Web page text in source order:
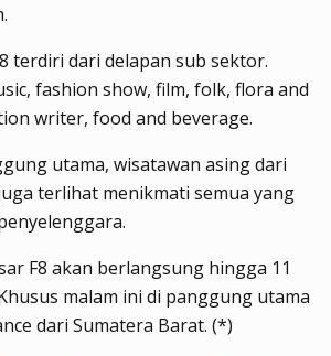
terdiri dari delapan sub sektor.
fashion show, film, folk, flora and
writer, food and beverage.
utama, wisatawan asing dari
terlihat menikmati semua yang
F8 akan berlangsung hingga 11
malam ini di panggung utama
dari Sumatera Barat. (*)